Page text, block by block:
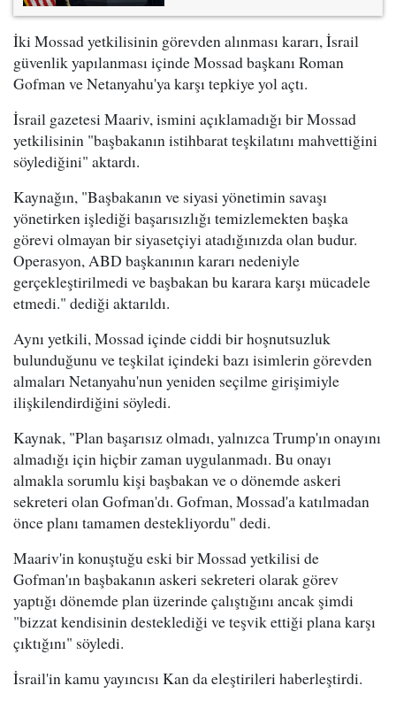
İki Mossad yetkilisinin görevden alınması kararı, İsrail
güvenlik yapılanması içinde Mossad başkanı Roman
Gofman ve Netanyahu'ya karşı tepkiye yol açtı.
İsrail gazetesi Maariv, ismini açıklamadığı bir Mossad
yetkilisinin "başbakanın istihbarat teşkilatını mahvettiğini
söylediğini" aktardı.
Kaynağın, "Başbakanın ve siyasi yönetimin savaşı
yönetirken işlediği başarısızlığı temizlemekten başka
görevi olmayan bir siyasetçiyi atadığınızda olan budur.
Operasyon, ABD başkanının kararı nedeniyle
gerçekleştirilmedi ve başbakan bu karara karşı mücadele
etmedi." dediği aktarıldı.
Aynı yetkili, Mossad içinde ciddi bir hoşnutsuzluk
bulunduğunu ve teşkilat içindeki bazı isimlerin görevden
almaları Netanyahu'nun yeniden seçilme girişimiyle
ilişkilendirdiğini söyledi.
Kaynak, "Plan başarısız olmadı, yalnızca Trump'ın onayını
almadığı için hiçbir zaman uygulanmadı. Bu onayı
almakla sorumlu kişi başbakan ve o dönemde askeri
sekreteri olan Gofman'dı. Gofman, Mossad'a katılmadan
önce planı tamamen destekliyordu" dedi.
Maariv'in konuştuğu eski bir Mossad yetkilisi de
Gofman'ın başbakanın askeri sekreteri olarak görev
yaptığı dönemde plan üzerinde çalıştığını ancak şimdi
"bizzat kendisinin desteklediği ve teşvik ettiği plana karşı
çıktığını" söyledi.
İsrail'in kamu yayıncısı Kan da eleştirileri haberleştirdi.